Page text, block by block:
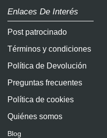
Enlaces De Interés
Post patrocinado
Términos y condiciones
Política de Devolución
Preguntas frecuentes
Política de cookies
Quiénes somos
Blog